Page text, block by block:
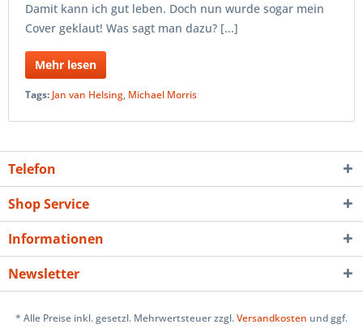
Damit kann ich gut leben. Doch nun wurde sogar mein
Cover geklaut! Was sagt man dazu? [...]
Mehr lesen
Tags: Jan van Helsing, Michael Morris
Telefon
Shop Service
Informationen
Newsletter
* Alle Preise inkl. gesetzl. Mehrwertsteuer zzgl.Versandkosten und ggf.